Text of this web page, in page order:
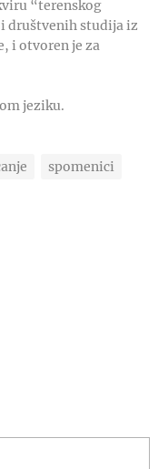
“terenskog
društvenih studija iz
i otvoren je za
jeziku.
spomenici